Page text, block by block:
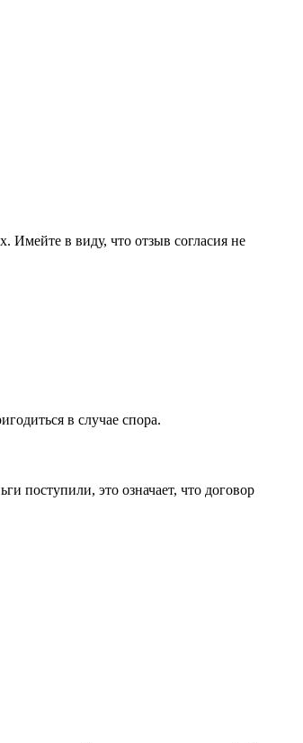
Имейте в виду, что отзыв согласия не
в случае спора.
поступили, это означает, что договор